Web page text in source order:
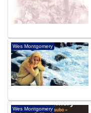
Wes Montgomery
Wes Montgomery